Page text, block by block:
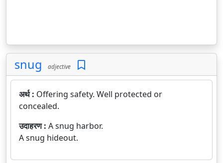
snug adjective
अर्थ : Offering safety. Well protected or
concealed.
उदाहरण : A snug harbor.
A snug hideout.